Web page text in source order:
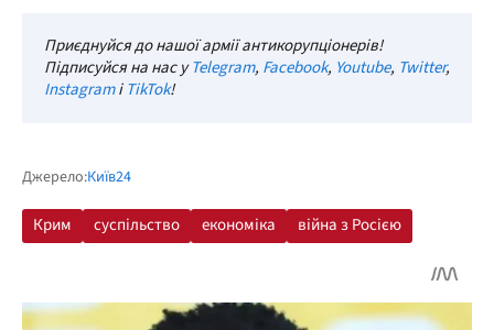
Приєднуйся до нашої армії антикорупціонерів!
Підписуйся на нас уTelegram, Facebook, Youtube, Twitter,
InstagramіTikTok!
Джерело:Київ24
Крим суспільство економіка війна з Росією